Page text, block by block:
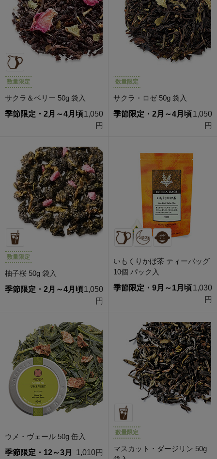
数量限定
サクラ＆ベリー 50g 袋入
季節限定・2月～4月頃1,050
円
数量限定
サクラ・ロゼ 50g 袋入
季節限定・2月～4月頃1,050
円
数量限定
柚子桜 50g 袋入
季節限定・2月～4月頃1,050
円
いもくりかぼ茶 ティーバッグ
10個 パック入
季節限定・9月～1月頃1,030
円
ウメ・ヴェール 50g 缶入
季節限定・12～3月
1,010円
数量限定
マスカット・ダージリン 50g